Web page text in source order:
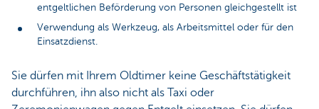
entgeltlichen Beförderung von Personen gleichgestellt ist
Verwendung als Werkzeug, als Arbeitsmittel oder für den
Einsatzdienst.
Sie dürfen mit Ihrem Oldtimer keine Geschäftstätigkeit
durchführen, ihn also nicht als Taxi oder